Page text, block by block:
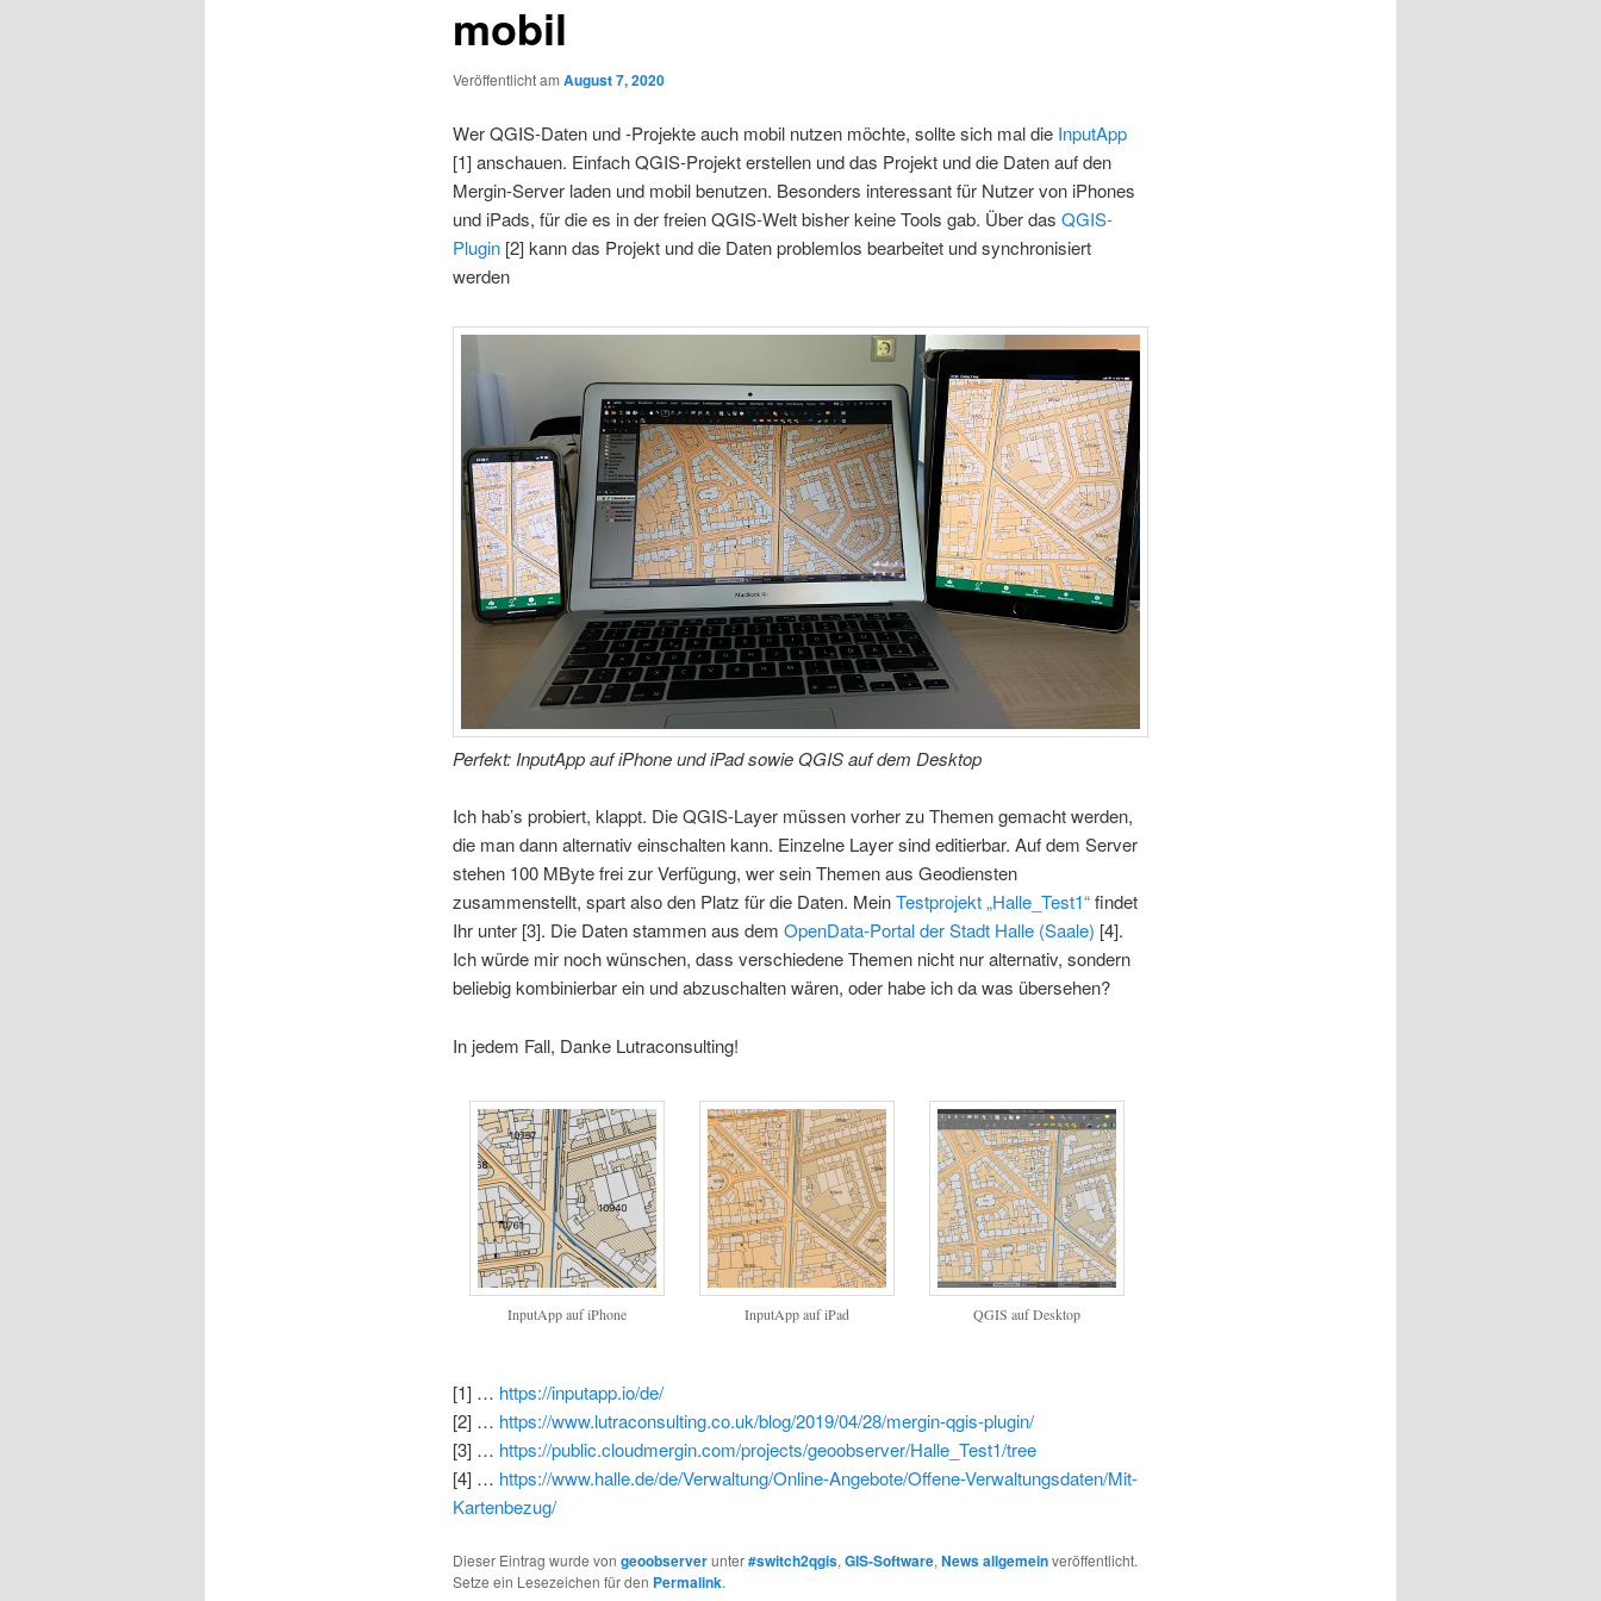
mobil
Veröffentlicht am August 7, 2020
Wer QGIS-Daten und -Projekte auch mobil nutzen möchte, sollte sich mal die InputApp
[1] anschauen. Einfach QGIS-Projekt erstellen und das Projekt und die Daten auf den
Mergin-Server laden und mobil benutzen. Besonders interessant für Nutzer von iPhones
und iPads, für die es in der freien QGIS-Welt bisher keine Tools gab. Über das QGIS-
Plugin[2] kann das Projekt und die Daten problemlos bearbeitet und synchronisiert
werden
Perfekt: InputApp auf iPhone und iPad sowie QGIS auf dem Desktop
Ich hab’s probiert, klappt. Die QGIS-Layer müssen vorher zu Themen gemacht werden,
die man dann alternativ einschalten kann. Einzelne Layer sind editierbar. Auf dem Server
stehen 100 MByte frei zur Verfügung, wer sein Themen aus Geodiensten
zusammenstellt, spart also den Platz für die Daten. MeinTestprojekt „Halle_Test1“findet
Ihr unter [3]. Die Daten stammen aus dem OpenData-Portal der Stadt Halle (Saale) [4].
Ich würde mir noch wünschen, dass verschiedene Themen nicht nur alternativ, sondern
beliebig kombinierbar ein und abzuschalten wären, oder habe ich da was übersehen?
In jedem Fall, Danke Lutraconsulting!
InputApp auf iPhone InputApp auf iPad QGIS auf Desktop
[1] … https://inputapp.io/de/
[2] … https://www.lutraconsulting.co.uk/blog/2019/04/28/mergin-qgis-plugin/
[3] … https://public.cloudmergin.com/projects/geoobserver/Halle_Test1/tree
[4] … https://www.halle.de/de/Verwaltung/Online-Angebote/Offene-Verwaltungsdaten/Mit-
Kartenbezug/
Dieser Eintrag wurde von geoobserverunter#switch2qgis, GIS-Software, News allgemeinveröffentlicht.
Setze ein Lesezeichen für den Permalink.